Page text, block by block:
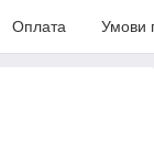
Оплата Умови